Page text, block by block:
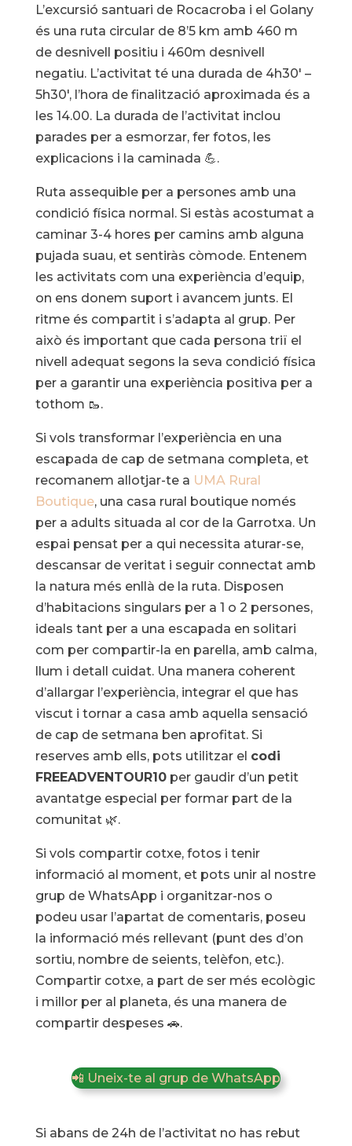
L’excursió santuari de Rocacroba i el Golany
és una ruta circular de 8’5 km amb 460 m
de desnivell positiu i 460m desnivell
negatiu. L’activitat té una durada de 4h30′ –
5h30′, l’hora de finalització aproximada és a
les 14.00. La durada de l’activitat inclou
parades per a esmorzar, fer fotos, les
explicacions i la caminada 💪.
Ruta assequible per a persones amb una
condició física normal. Si estàs acostumat a
caminar 3-4 hores per camins amb alguna
pujada suau, et sentiràs còmode. Entenem
les activitats com una experiència d’equip,
on ens donem suport i avancem junts. El
ritme és compartit i s’adapta al grup. Per
això és important que cada persona triï el
nivell adequat segons la seva condició física
per a garantir una experiència positiva per a
tothom 🥾.
Si vols transformar l’experiència en una
escapada de cap de setmana completa, et
recomanem allotjar-te a UMA Rural
Boutique, una casa rural boutique només
per a adults situada al cor de la Garrotxa. Un
espai pensat per a qui necessita aturar-se,
descansar de veritat i seguir connectat amb
la natura més enllà de la ruta. Disposen
d’habitacions singulars per a 1 o 2 persones,
ideals tant per a una escapada en solitari
com per compartir-la en parella, amb calma,
llum i detall cuidat. Una manera coherent
d’allargar l’experiència, integrar el que has
viscut i tornar a casa amb aquella sensació
de cap de setmana ben aprofitat. Si
reserves amb ells, pots utilitzar el codi
FREEADVENTOUR10per gaudir d’un petit
avantatge especial per formar part de la
comunitat 🌿.
Si vols compartir cotxe, fotos i tenir
informació al moment, et pots unir al nostre
grup de WhatsApp i organitzar-nos o
podeu usar l’apartat de comentaris, poseu
la informació més rellevant (punt des d’on
sortiu, nombre de seients, telèfon, etc.).
Compartir cotxe, a part de ser més ecològic
i millor per al planeta, és una manera de
compartir despeses 🚗.
📲 Uneix-te al grup de WhatsApp
Si abans de 24h de l’activitat no has rebut